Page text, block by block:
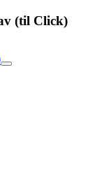
(til Click)